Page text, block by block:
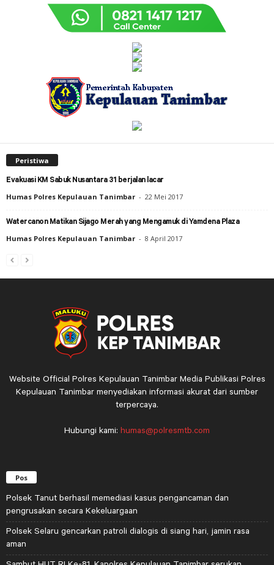
Peristiwa
Evakuasi KM Sabuk Nusantara 31 berjalan lacar
Humas Polres Kepulauan Tanimbar - 22 Mei 2017
Watercanon Matikan Sijago Merah yang Mengamuk di Yamdena Plaza
Humas Polres Kepulauan Tanimbar - 8 April 2017
Website Official Polres Kepulauan Tanimbar Media Publikasi Polres
Kepulauan Tanimbar menyediakan informasi akurat dari sumber
terpercaya.
Hubungi kami: humas@polresmtb.com
Pos
Polsek Tanut berhasil memediasi kasus pengancaman dan
pengrusakan secara Kekeluargaan
Polsek Selaru gencarkan patroli dialogis di siang hari, jamin rasa
aman